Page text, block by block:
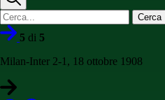
Cerca
5 di 5
Milan-Inter 2-1, 18 ottobre 1908